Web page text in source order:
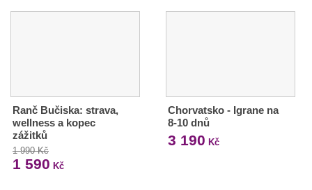
Ranč Bučiska: strava,
wellness a kopec
zážitků
1 990 Kč
1 590 Kč
Chorvatsko - Igrane na
8-10 dnů
3 190 Kč